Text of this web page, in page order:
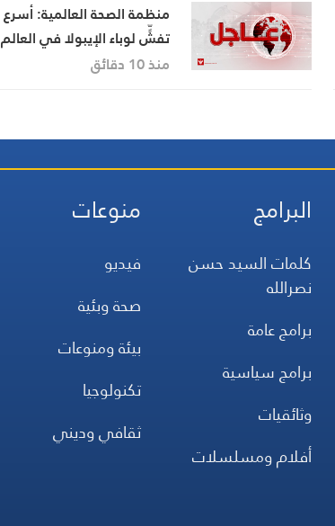
منظمة الصحة العالمية: أسرع
تفشٍّ لوباء الإيبولا في العالم
يودي بحياة 1700 شخص
منذ 10 دقائق
البرامج
كلمات السيد حسن
نصرالله
برامج عامة
برامج سياسية
وثائقيات
أفلام ومسلسلات
منوعات
فيديو
صحة وبئية
بيئة ومنوعات
تكنولوجيا
ثقافي وديني